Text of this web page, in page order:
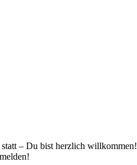
– Du bist herzlich willkommen!